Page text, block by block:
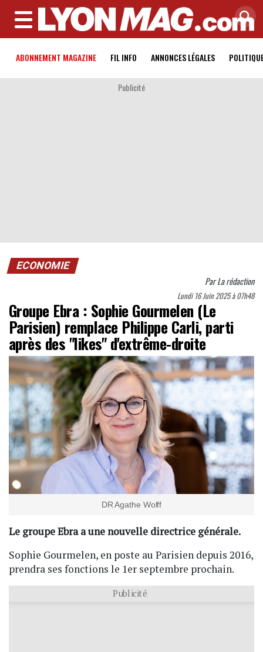
MENU
ABONNEMENT MAGAZINE FIL INFO ANNONCES LÉGALES
Publicité
ECONOMIE
ParLa rédaction
Lundi 16 Juin 2025 à 07h48
Groupe Ebra : Sophie Gourmelen (Le
Parisien) remplace Philippe Carli, parti
après des "likes" d'extrême-droite
DR Agathe Wolff
Le groupe Ebra a une nouvelle directrice générale.
Sophie Gourmelen, en poste au Parisien depuis 2016,
prendra ses fonctions le 1er septembre prochain.
Publicité